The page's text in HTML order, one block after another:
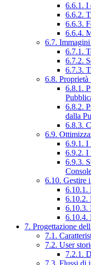
6.6.1. I
6.6.2.
6.6.3.
6.6.4.
6.7.
6.7.1.
6.7.2.
6.7.3.
6.8.
6.8.1.
6.8.2.
dalla
6.8.3.
6.9.
6.9.1. I
6.9.2. I
6.9.3.
6.10. Gestire
6.10.1.
6.10.2.
6.10.3.
6.10.4.
7. Progettazione
7.1.
7.2. User
7.2.1.
7.3. Flussi di